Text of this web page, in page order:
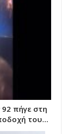
πήγε στη
του…